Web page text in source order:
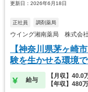
更新日：2026年6月18日
正社員 調剤薬局
ウイング湘南薬局 株式会
【神奈川県茅ヶ崎
験を生かせる環境
給与
【月収】40.0
【年収】480